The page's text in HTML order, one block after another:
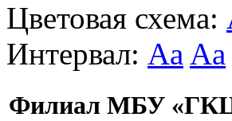
Цветовая схема:
Интервал: Aa Aa
Филиал МБУ